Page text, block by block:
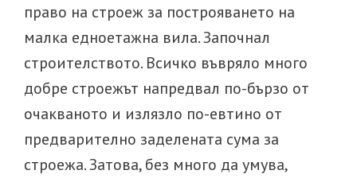
право на строеж за построяването на
малка едноетажна вила. Започнал
строителството. Всичко въвряло много
добре строежът напредвал по-бързо от
очакваното и излязло по-евтино от
предварително заделената сума за
строежа. Затова, без много да умува,